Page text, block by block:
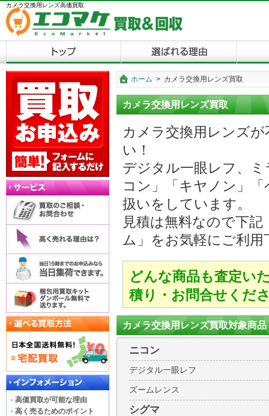
カメラ交換用レンズ高価買取
ホーム > カメラ交換用レンズ買取
カメラ交換用レンズ買取
カメラ交換用レンズ
い！
デジタル一眼レフ、
コン」「キヤノン」
扱いをしています。
見積は無料なので下
ム」をお気軽にご利用
どんな商品も査定い
積り・お問合せくだ
カメラ交換用レンズ買取対象商品
ニコン
デジタル一眼レフ
ズームレンス
シグマ
高価買取が可能な理由
高く売るためのポイント